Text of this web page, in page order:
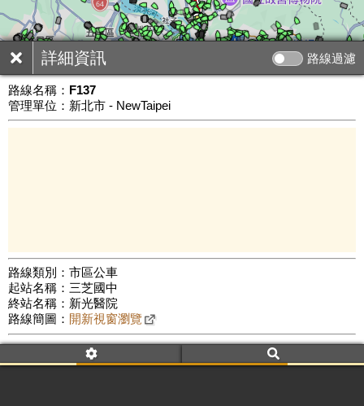
詳細資訊 路線過濾
路線名稱： F137
管理單位：新北市 - NewTaipei
路線類別：市區公車
起站名稱：三芝國中
終站名稱：新光醫院
路線簡圖： 開新視窗瀏覽
附屬名稱：F137三芝國中
首班時間：平日(08:00)、假日(08:00)
公車數量: 累計6208、上線5093